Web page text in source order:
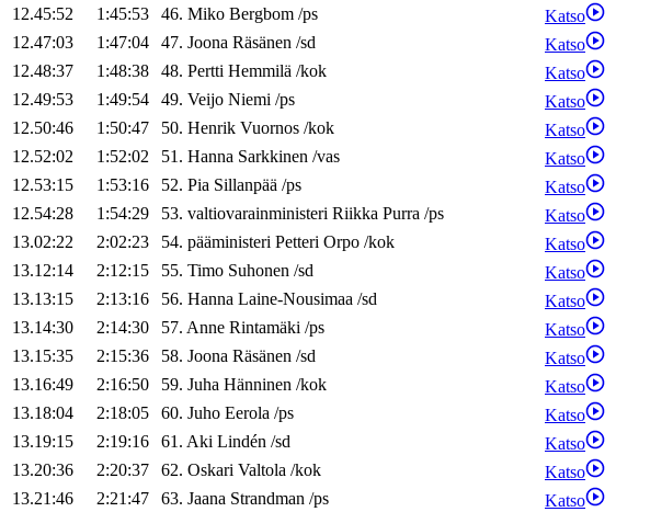
12.45:52
1:45:53 46. Miko Bergbom /ps
Katso
12.47:03
1:47:04 47. Joona Räsänen /sd
Katso
12.48:37
1:48:38 48. Pertti Hemmilä /kok
Katso
12.49:53
1:49:54 49. Veijo Niemi /ps
Katso
12.50:46
1:50:47 50. Henrik Vuornos /kok
Katso
12.52:02
1:52:02 51. Hanna Sarkkinen /vas
Katso
12.53:15
1:53:16 52. Pia Sillanpää /ps
Katso
12.54:28
1:54:29 53. valtiovarainministeri Riikka Purra /ps
Katso
13.02:22
2:02:23 54. pääministeri Petteri Orpo /kok
Katso
13.12:14
2:12:15 55. Timo Suhonen /sd
Katso
13.13:15
2:13:16 56. Hanna Laine-Nousimaa /sd
Katso
13.14:30
2:14:30 57. Anne Rintamäki /ps
Katso
13.15:35
2:15:36 58. Joona Räsänen /sd
Katso
13.16:49
2:16:50 59. Juha Hänninen /kok
Katso
13.18:04
2:18:05 60. Juho Eerola /ps
Katso
13.19:15
2:19:16 61. Aki Lindén /sd
Katso
13.20:36
2:20:37 62. Oskari Valtola /kok
Katso
13.21:46
2:21:47 63. Jaana Strandman /ps
Katso